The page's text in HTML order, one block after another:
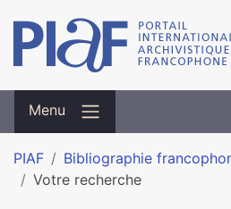
Menu
PIAF
Bibliographie
Votre recherche